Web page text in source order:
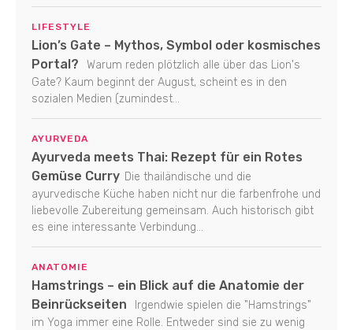
LIFESTYLE
Lion’s Gate – Mythos, Symbol oder kosmisches
Portal?
Warum reden plötzlich alle über das Lion's
Gate? Kaum beginnt der August, scheint es in den
sozialen Medien (zumindest...
AYURVEDA
Ayurveda meets Thai: Rezept für ein Rotes
Gemüse Curry Die thailändische und die
ayurvedische Küche haben nicht nur die farbenfrohe und
liebevolle Zubereitung gemeinsam. Auch historisch gibt
es eine interessante Verbindung...
ANATOMIE
Hamstrings – ein Blick auf die Anatomie der
Beinrückseiten
Irgendwie spielen die "Hamstrings"
im Yoga immer eine Rolle. Entweder sind sie zu wenig